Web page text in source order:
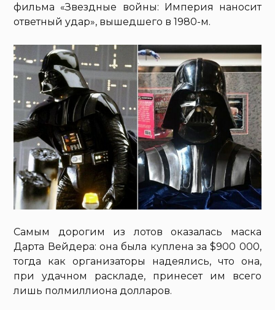
фильма «Звездные войны: Империя наносит
ответный удар», вышедшего в 1980-м.
Самым дорогим из лотов оказалась маска
Дарта Вейдера: она была куплена за $900 000,
тогда как организаторы надеялись, что она,
при удачном раскладе, принесет им всего
лишь полмиллиона долларов.